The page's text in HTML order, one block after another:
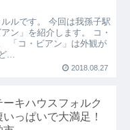
ルです。 今回は我孫子駅
ン」を紹介します。 コ・
「コ・ビアン」は外観が
...
2018.08.27
ーキハウスフォルク
っぱいで大満足！